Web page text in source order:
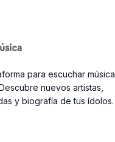
para escuchar música
nuevos artistas,
y biografía de tus ídolos.